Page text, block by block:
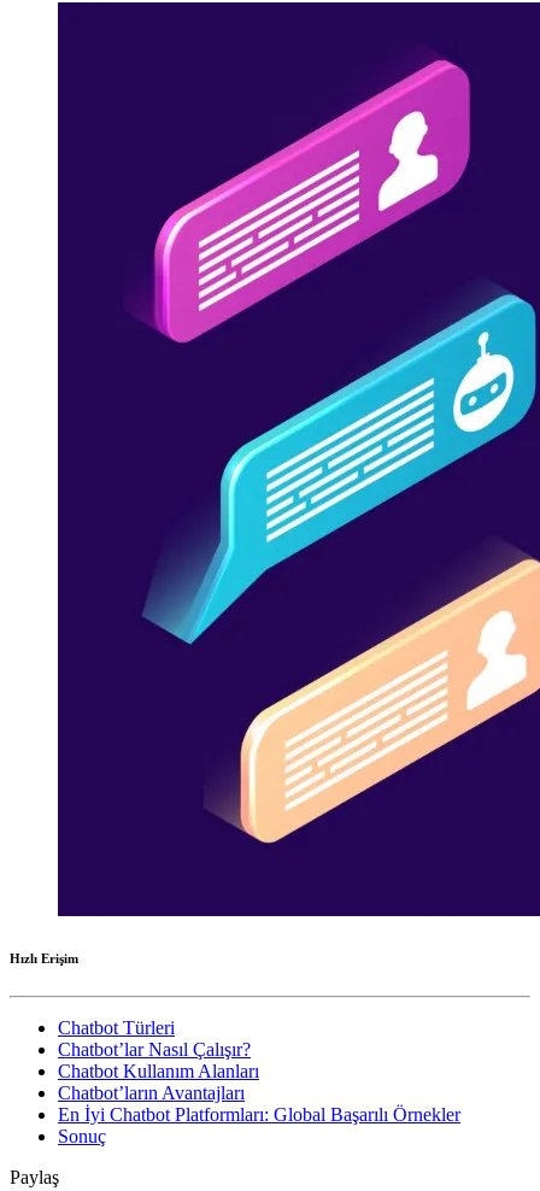
Hızlı Erişim
Chatbot Türleri
Chatbot’lar Nasıl Çalışır?
Chatbot Kullanım Alanları
Chatbot’ların Avantajları
En İyi Chatbot Platformları: Global Başarılı Örnekler
Sonuç
Paylaş